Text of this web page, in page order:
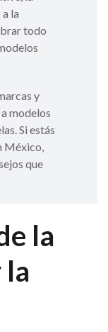
la
todo
y
modelos
Si estás
México,
que
la